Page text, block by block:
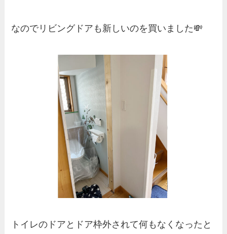
なのでリビングドアも新しいのを買いました💸
トイレのドアとドア枠外されて何もなくなったと